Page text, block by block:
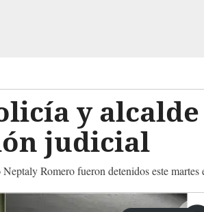
y alcalde
judicial
Romero fueron detenidos este martes